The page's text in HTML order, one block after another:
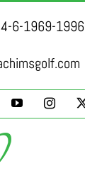
6-1969-1996
YouTube X